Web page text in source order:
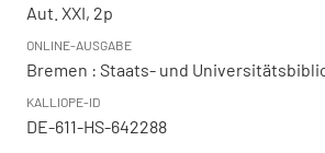
Aut. XXI, 2p
ONLINE-AUSGABE
Bremen : Staats- und
KALLIOPE-ID
DE-611-HS-642288